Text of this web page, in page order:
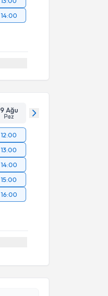
14:00
9 Ağu
Paz
12:00
13:00
14:00
15:00
16:00